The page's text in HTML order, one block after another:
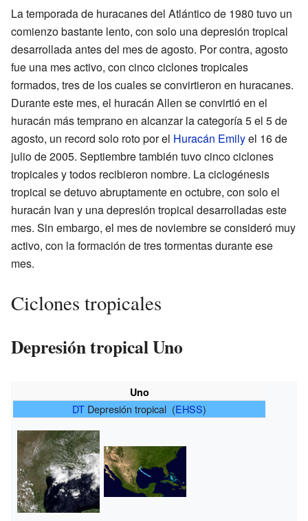
La temporada de huracanes del Atlántico de 1980 tuvo un
comienzo bastante lento, con solo una depresión tropical
desarrollada antes del mes de agosto. Por contra, agosto
fue una mes activo, con cinco ciclones tropicales
formados, tres de los cuales se convirtieron en huracanes.
Durante este mes, el huracán Allen se convirtió en el
huracán más temprano en alcanzar la categoría 5 el 5 de
agosto, un record solo roto por el Huracán Emilyel 16 de
julio de 2005. Septiembre también tuvo cinco ciclones
tropicales y todos recibieron nombre. La ciclogénesis
tropical se detuvo abruptamente en octubre, con solo el
huracán Ivan y una depresión tropical desarrolladas este
mes. Sin embargo, el mes de noviembre se consideró muy
activo, con la formación de tres tormentas durante ese
mes.
Ciclones tropicales
Depresión tropical Uno
Uno
DT Depresión tropical (EHSS)